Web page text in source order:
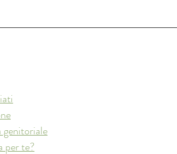
genitoriale
per te?